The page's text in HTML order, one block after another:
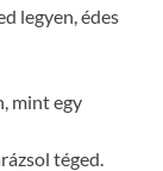
legyen, édes
mint egy
téged.